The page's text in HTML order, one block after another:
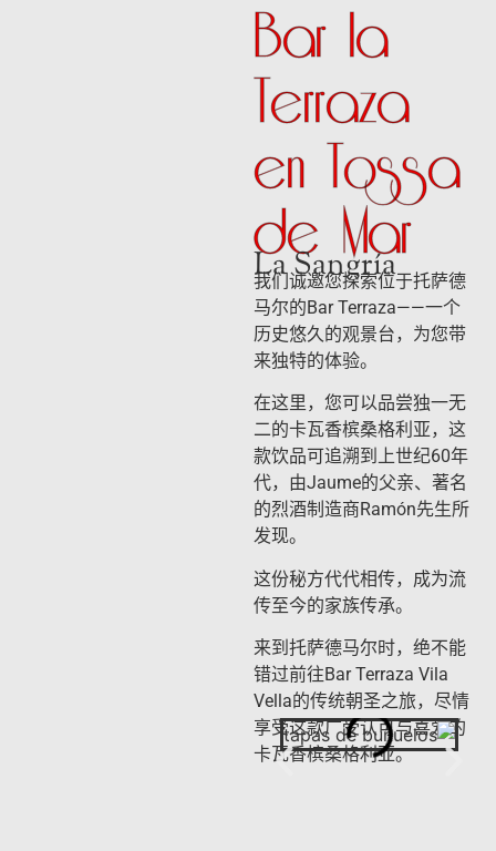
Bar la
Terraza
en Tossa
de Mar
La Sangría
我们诚邀您探索位于托萨德
马尔的Bar Terraza——一个
历史悠久的观景台，为您带
来独特的体验。
在这里，您可以品尝独一无
二的卡瓦香槟桑格利亚，这
款饮品可追溯到上世纪60年
代，由Jaume的父亲、著名
的烈酒制造商Ramón先生所
发现。
这份秘方代代相传，成为流
传至今的家族传承。
来到托萨德马尔时，绝不能
错过前往Bar Terraza Vila
Vella的传统朝圣之旅，尽情
享受这款广受认可与喜爱的
卡瓦香槟桑格利亚。